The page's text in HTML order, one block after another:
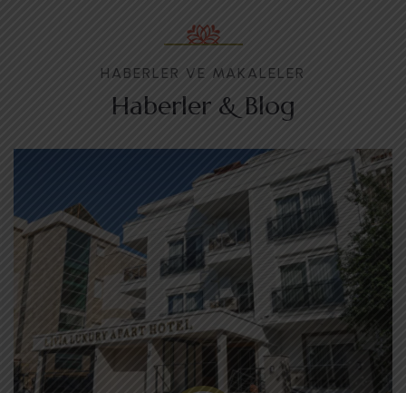
HABERLER VE MAKALELER
Haberler & Blog